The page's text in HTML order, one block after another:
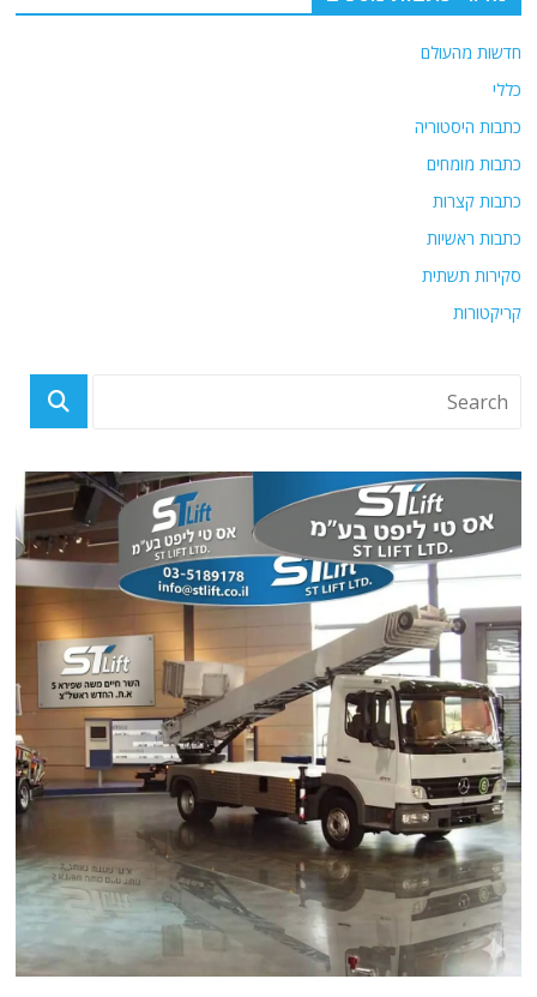
חדשות מהעולם
כללי
כתבות היסטוריה
כתבות מומחים
כתבות קצרות
כתבות ראשיות
סקירות תשתית
קריקטורות